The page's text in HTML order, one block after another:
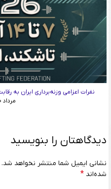
نفرات اعزامی وزنه‌برداری ایران به
مرداد ۱۰, ۱۴۰۵
دیدگاهتان را بنویسید
نشانی ایمیل شما منتشر نخواهد شد.
شده‌اند *